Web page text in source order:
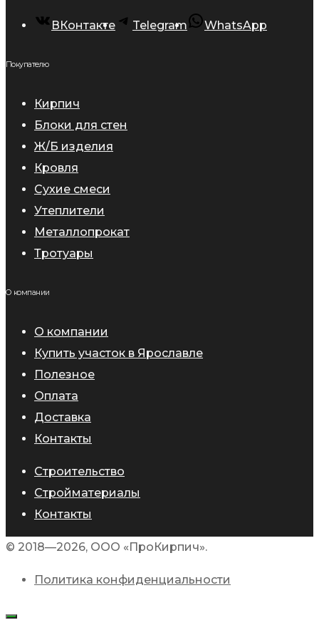
ВКонтакте Telegram WhatsApp
Покупателю
Кирпич
Блоки для стен
Ж/Б изделия
Кровля
Сухие смеси
Утеплители
Металлопрокат
Тротуары
О компании
О компании
Купить участок в Ярославле
Полезное
Оплата
Доставка
Контакты
Строительство
Стройматериалы
Контакты
© 2018—2026, ООО «ПроКирпич».
Политика конфиденциальности